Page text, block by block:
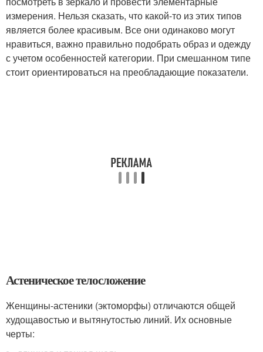
измерения. Нельзя сказать, что какой-то из этих типов
является более красивым. Все они одинаково могут
нравиться, важно правильно подобрать образ и одежду
с учетом особенностей категории. При смешанном типе
стоит ориентироваться на преобладающие показатели.
Астеническое телосложение
Женщины-астеники (эктоморфы) отличаются общей
худощавостью и вытянутостью линий. Их основные
черты: